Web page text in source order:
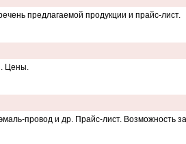
предлагаемой продукции и прайс-лист.
Цены.
провод и др. Прайс-лист. Возможность